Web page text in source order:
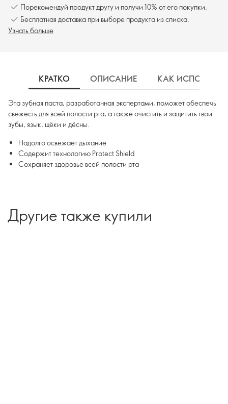
Порекомендуй продукт другу и получи 10% от его покупки.
Бесплатная доставка при выборе продукта из списка.
Узнать больше
КРАТКО ОПИСАНИЕ КАК
Эта зубная паста, разработанная экспертами, поможет обеспечь
свежесть для всей полости рта, а также очистить и защитить твои
зубы, язык, щёки и дёсны.
Надолго освежает дыхание
Содержит технологию Protect Shield
Сохраняет здоровье всей полости рта
Другие также купили